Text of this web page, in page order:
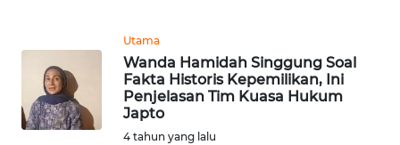
Utama
Wanda Hamidah Singgung Soal
Fakta Historis Kepemilikan, Ini
Penjelasan Tim Kuasa Hukum
Japto
4 tahun yang lalu
WN
KEPRI